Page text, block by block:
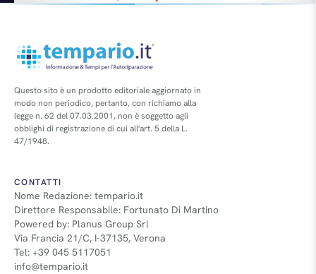
Questo sito è un prodotto editoriale aggiornato in
modo non periodico, pertanto, con richiamo alla
legge n. 62 del 07.03.2001, non è soggetto agli
obblighi di registrazione di cui all'art. 5 della L.
47/1948.
CONTATTI
Nome Redazione: tempario.it
Direttore Responsabile: Fortunato Di Martino
Powered by: Planus Group Srl
Via Francia 21/C, I-37135, Verona
Tel: +39 045 5117051
info@tempario.it